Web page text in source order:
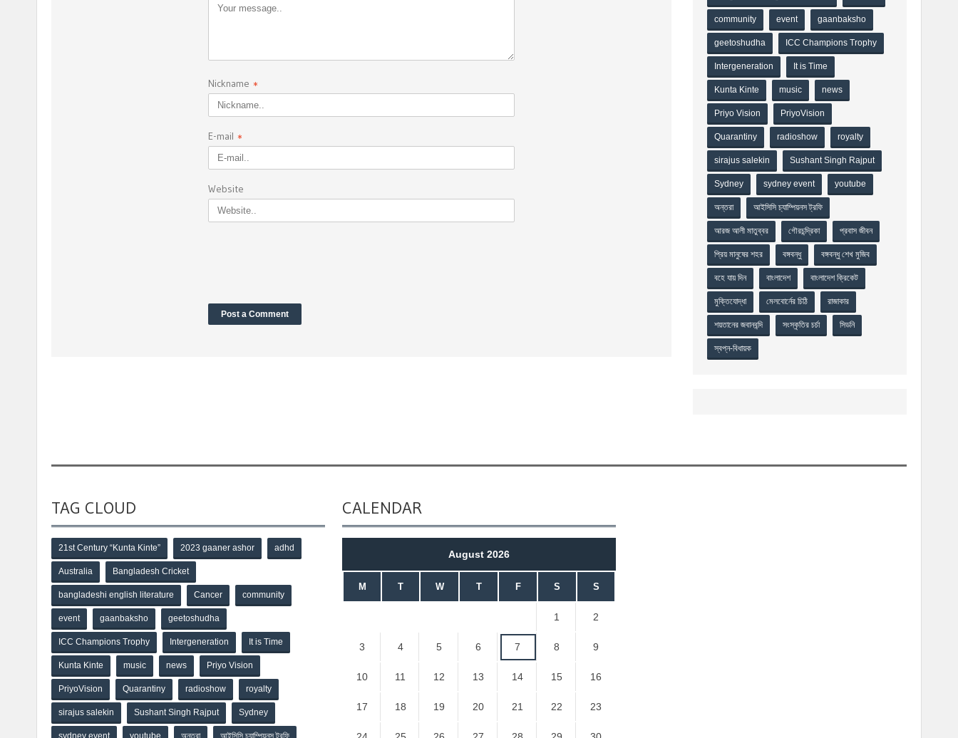
Nickname *
E-mail *
Website
community event gaanbaksho
geetoshudha ICC Champions Trophy
Intergeneration It is Time
Kunta Kinte music news
Priyo Vision PriyoVision
Quarantiny radioshow royalty
sirajus salekin Sushant Singh Rajput
Sydney sydney event youtube
অন্তরা আইসিসি চ্যাম্পিয়নস ট্রফি
আরজ আলী মাতুব্বর গৌরচন্দ্রিকা প্রবাস জীবন
প্রিয় মানুষের শহর বঙ্গবন্ধু বঙ্গবন্ধু শেখ মুজিব
বহে যায় দিন বাংলাদেশ বাংলাদেশ ক্রিকেট
মুক্তিযোদ্ধা মেলবোর্নের চিঠি রাজাকার
শয়তানের জবানবন্দি সংস্কৃতির চর্চা সিডনি
স্বপ্ন-বিধায়ক
TAG CLOUD
21st Century “Kunta Kinte” 2023 gaaner ashor adhd
Australia Bangladesh Cricket
bangladeshi english literature Cancer community
event gaanbaksho geetoshudha
ICC Champions Trophy Intergeneration It is Time
Kunta Kinte music news Priyo Vision
PriyoVision Quarantiny radioshow royalty
sirajus salekin Sushant Singh Rajput Sydney
CALENDAR
August 2026
M T W T F S S
1 2
3 4 5 6 7 8 9
10 11 12 13 14 15 16
17 18 19 20 21 22 23